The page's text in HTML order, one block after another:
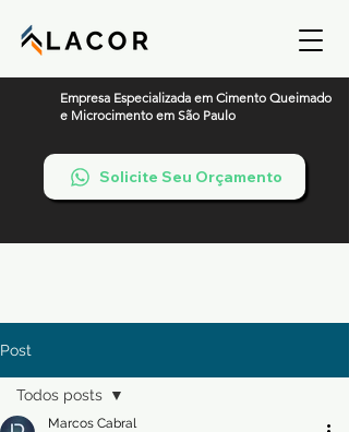
Empresa Especializada em Cimento Queimado
e Microcimento em São Paulo
Solicite Seu Orçamento
Post
Todos posts
Marcos Cabral